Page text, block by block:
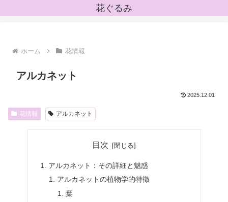
花ぐるみ
ホーム 花情報
アルカネット
2025.12.01
花情報 アルカネット
目次
アルカネット：その詳細と魅惑
アルカネットの植物学的特徴
葉